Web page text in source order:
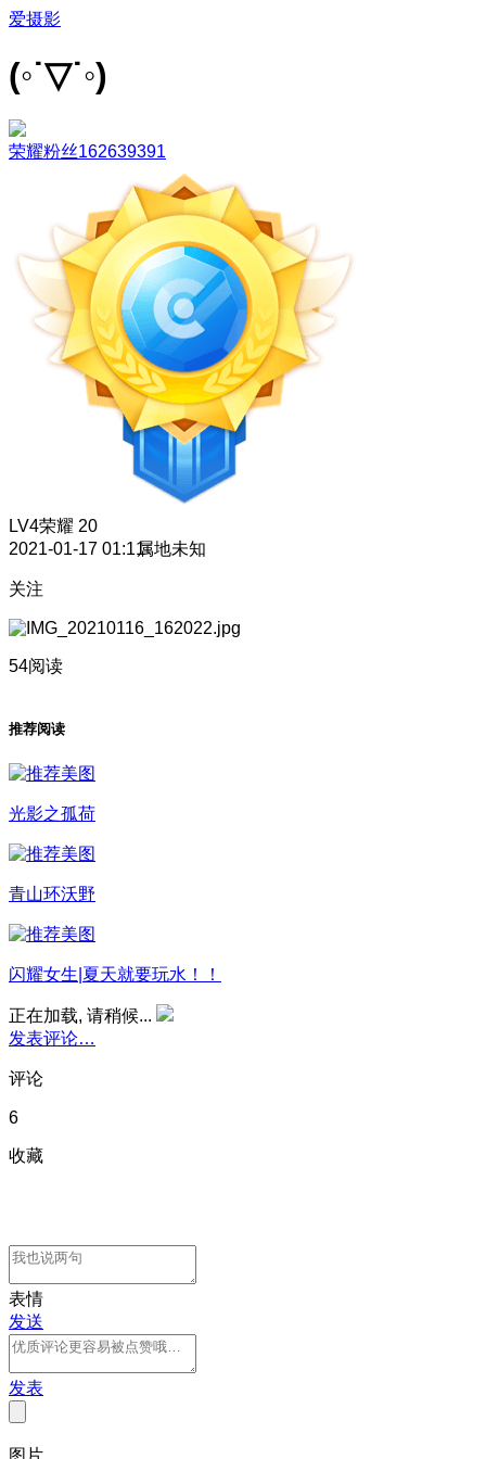
爱摄影
(◦˙▽˙◦)
荣耀粉丝162639391
LV4荣耀 20
2021-01-17 01:11属地未知
关注
54阅读
推荐阅读
光影之孤荷
青山环沃野
闪耀女生|夏天就要玩水！！
正在加载, 请稍候...
发表评论…
评论
6
收藏
表情
发送
发表